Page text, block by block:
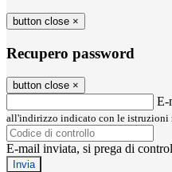
button close ×
Recupero password
button close ×
E-
all'indirizzo indicato con le istruzioni
E-mail inviata, si prega di